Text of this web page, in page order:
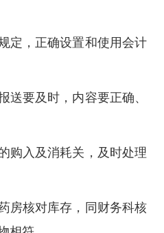
定，正确设置和使用会计
送要及时，内容要正确、
购入及消耗关，及时处理
房核对库存，同财务科核